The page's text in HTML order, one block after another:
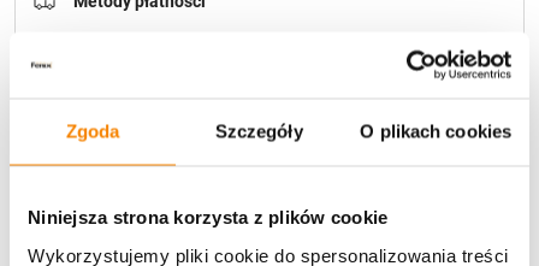
Zgoda Szczegóły O plikach cookies
Niniejsza strona korzysta z plików cookie
Wykorzystujemy pliki cookie do spersonalizowania treści
Potrzebujesz większą ilość? Zapraszamy do naszej